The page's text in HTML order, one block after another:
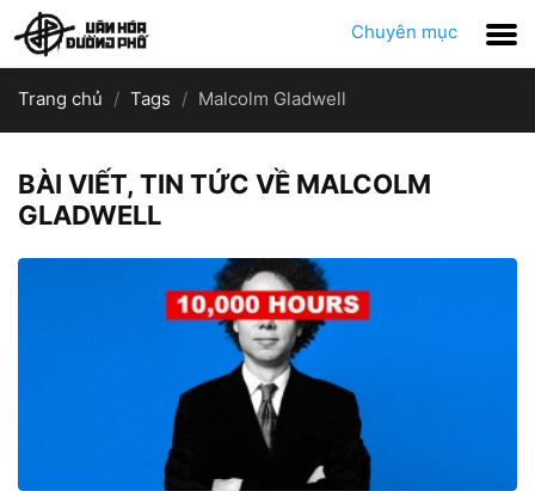
Chuyên mục
Trang chủ Tags Malcolm Gladwell
BÀI VIẾT, TIN TỨC VỀ MALCOLM
GLADWELL